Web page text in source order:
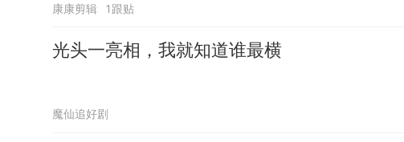
康康剪辑 1跟贴
光头一亮相，我就知道谁最横
魔仙追好剧